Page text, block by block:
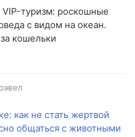
туризм: роскошные
с видом на океан.
кошельки